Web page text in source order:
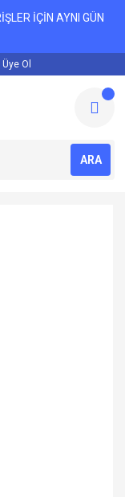
İÇİN AYNI GÜN
Üye Ol
ARA